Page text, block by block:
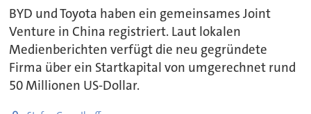
BYD und Toyota haben ein gemeinsames Joint
Venture in China registriert. Laut lokalen
Medienberichten verfügt die neu gegründete
Firma über ein Startkapital von umgerechnet rund
50 Millionen US-Dollar.